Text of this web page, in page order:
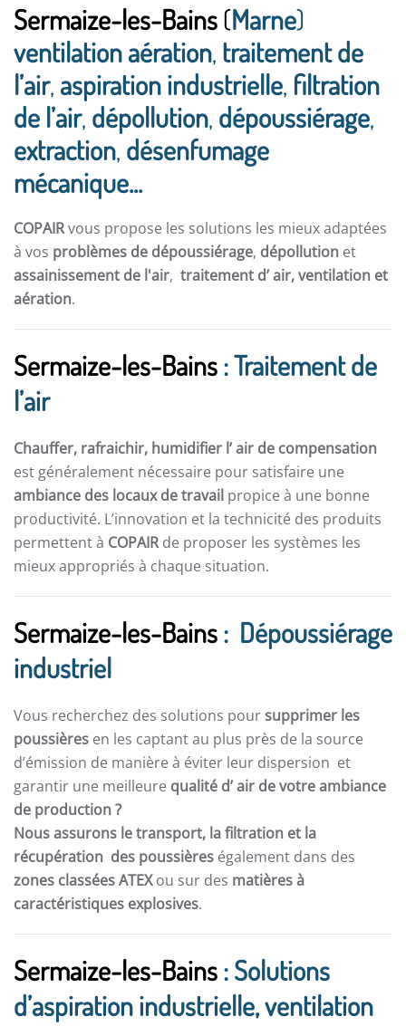
Sermaize-les-Bains(Marne)
ventilation aération, traitement de
l’air, aspiration industrielle, filtration
de l’air, dépollution, dépoussiérage,
extraction, désenfumage
mécanique...
COPAIRvous propose les solutions les mieux adaptées
à vos problèmes de dépoussiérage, dépollution et
assainissement de l'air, traitement d’ air,ventilation et
aération.
Sermaize-les-Bains: Traitement de
l’air
Chauffer, rafraichir, humidifier l’ air de compensation
est généralement nécessaire pour satisfaire une
ambiance des locaux de travail propice à une bonne
productivité. L’innovation et la technicité des produits
permettent à COPAIRde proposer les systèmes les
mieux appropriés à chaque situation.
Sermaize-les-Bains: Dépoussiérage
industriel
Vous recherchez des solutions poursupprimer les
poussières en les captant au plus près de la source
d’émission de manière à éviter leur dispersion et
garantir une meilleure qualité d’ air de votre ambiance
de production ?
Nous assurons le transport, la filtration et la
récupération des poussières également dans des
zones classées ATEXou sur des matières à
caractéristiques explosives.
Sermaize-les-Bains: Solutions
d’aspiration industrielle, ventilation